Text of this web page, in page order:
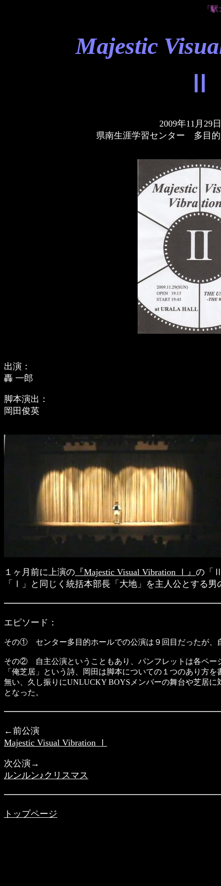
「駅
Majestic
2009年11月29
県南生涯学習センター 多目
出演：
轟 一郎
脚本演出：
岡田俊英
１ヶ月前に上演の 『Majestic Visual Vibration Ⅰ』 の「
「Ⅰ」と同じく統括本部長「大地」を主人公とする男
エピソード：
その① センター多目的ホールでの公演は９回目だったが、
その② 自主公演ということもあり、パンフレットは各ペー
「俺芝居」という詩、岡田は脚本についての１つのあり方
無い、久し振りにUNLUCKY BOYSメンバーの舞台や芝居
となった。
←前公演
Majestic Visual Vibration Ⅰ
次公演→
ルンルン♪クリスマス
トップページ